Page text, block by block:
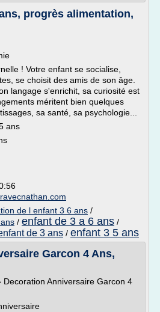
progrès alimentation,
! Votre enfant se socialise,
se choisit des amis de son âge.
langage s'enrichit, sa curiosité est
méritent bien quelques
sa santé, sa psychologie...
ans
de l enfant 3 6 ans /
/ enfant de 3 a 6 ans /
de 3 ans / enfant 3 5 ans
Garcon 4 Ans,
Decoration Anniversaire Garcon 4